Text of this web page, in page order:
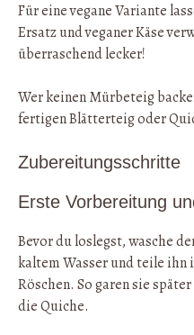
Für eine vegane Variante
Ersatz und veganer Käse
überraschend lecker!
Wer keinen Mürbeteig
fertigen Blätterteig oder
Zubereitungsschritte
Erste Vorbereitung
Bevor du loslegst, wasche
kaltem Wasser und teile ihn
Röschen. So garen sie
die Quiche.